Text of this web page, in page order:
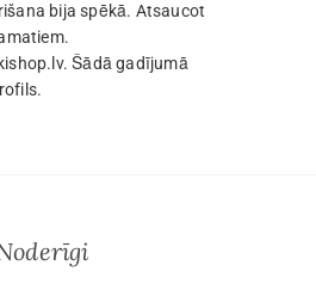
bija spēkā. Atsaucot
. Šādā gadījumā